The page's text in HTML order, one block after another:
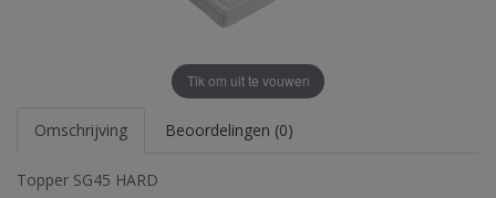
Tik om uit te vouwen
Omschrijving Beoordelingen (0)
Topper SG45 HARD